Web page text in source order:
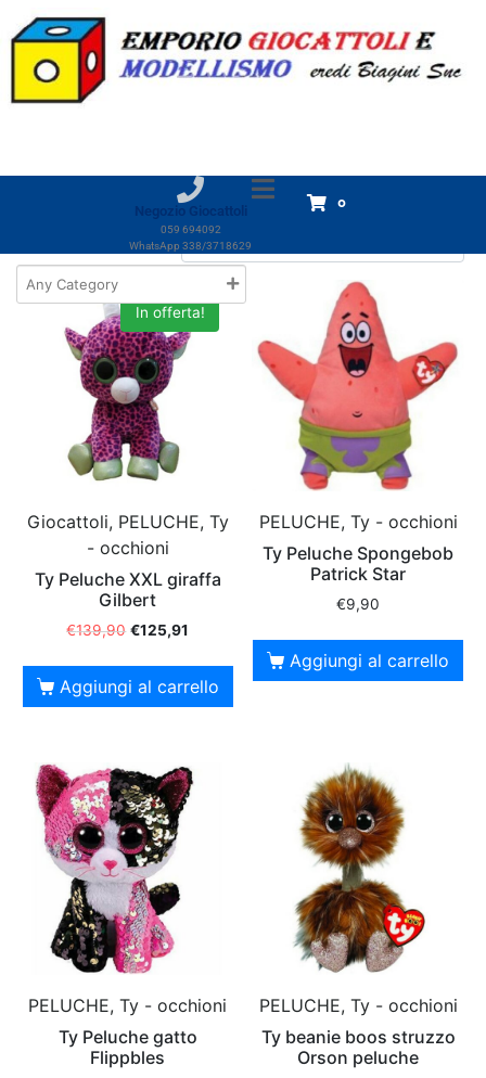
Negozio Giocattoli
059 694092
WhatsApp 338/3718629
0
Home Prodotti Giocattoli
PELUCHE
Ty - occhioni
Visualizzazione di 1-18 di 40 risultati
In offerta!
Giocattoli, PELUCHE, Ty
- occhioni
Ty Peluche XXL giraffa
Gilbert
€139,90 €125,91
Aggiungi al carrello
PELUCHE, Ty - occhioni
Ty Peluche Spongebob
Patrick Star
€9,90
Aggiungi al carrello
PELUCHE, Ty - occhioni
Ty Peluche gatto
Flippbles
PELUCHE, Ty - occhioni
Ty beanie boos struzzo
Orson peluche